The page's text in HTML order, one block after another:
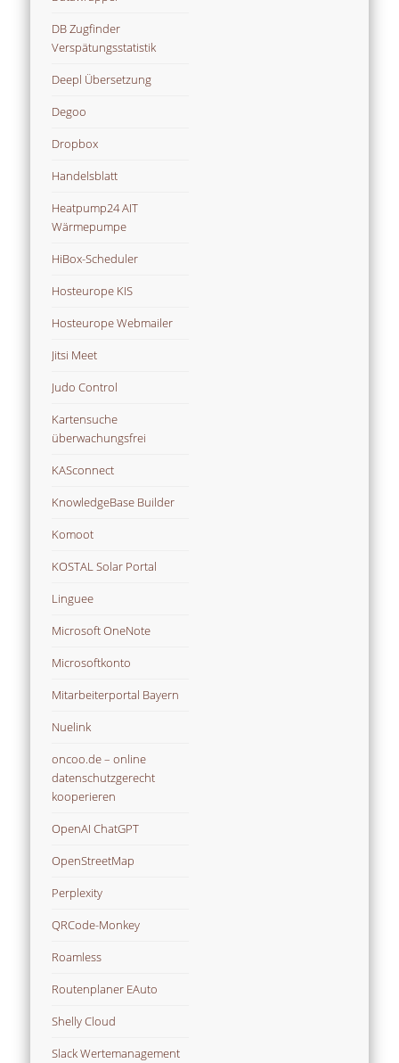
DB Zugfinder
Verspätungsstatistik
Deepl Übersetzung
Degoo
Dropbox
Handelsblatt
Heatpump24 AIT
Wärmepumpe
HiBox-Scheduler
Hosteurope KIS
Hosteurope Webmailer
Jitsi Meet
Judo Control
Kartensuche
überwachungsfrei
KASconnect
KnowledgeBase Builder
Komoot
KOSTAL Solar Portal
Linguee
Microsoft OneNote
Microsoftkonto
Mitarbeiterportal Bayern
Nuelink
oncoo.de – online
datenschutzgerecht
kooperieren
OpenAI ChatGPT
OpenStreetMap
Perplexity
QRCode-Monkey
Roamless
Routenplaner EAuto
Shelly Cloud
Slack Wertemanagement